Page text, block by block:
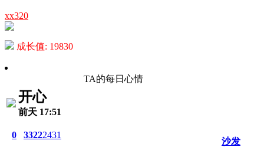
xx320
成长值: 19830
TA的每日心情
开心
前天 17:51
0 33222431
沙发